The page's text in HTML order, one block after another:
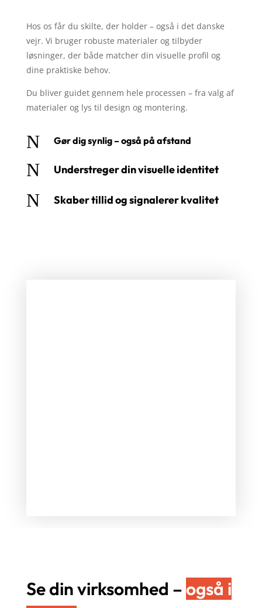
Hos os får du skilte, der holder – også i det danske
vejr. Vi bruger robuste materialer og tilbyder
løsninger, der både matcher din visuelle profil og
dine praktiske behov.
Du bliver guidet gennem hele processen – fra valg af
materialer og lys til design og montering.
N Gør dig synlig – også på afstand
N Understreger din visuelle identitet
N Skaber tillid og signalerer kvalitet
Se din virksomhed –også i